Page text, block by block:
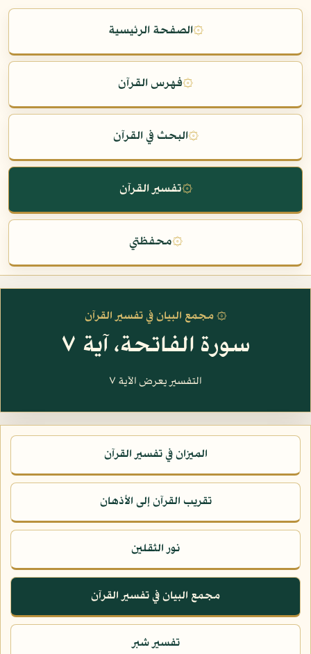
۞الصفحة الرئيسية
۞فهرس القرآن
۞البحث في القرآن
۞تفسير القرآن
۞محفظتي
۞ مجمع البيان في تفسير القرآن
سورة الفاتحة، آية ٧
التفسير يعرض الآية ٧
الميزان في تفسير القرآن
تقريب القرآن إلى الأذهان
نور الثقلين
مجمع البيان في تفسير القرآن
تفسير شبر